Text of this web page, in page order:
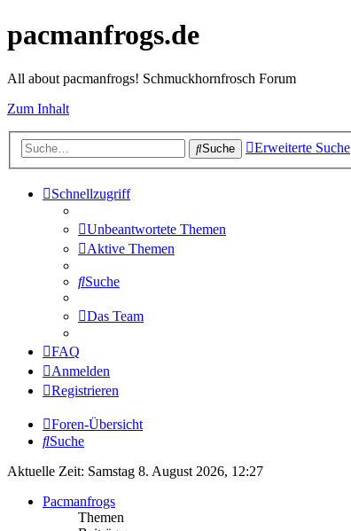
pacmanfrogs.de
All about pacmanfrogs! Schmuckhornfrosch Forum
Zum Inhalt
Suche Erweiterte Suche
Schnellzugriff
Unbeantwortete Themen
Aktive Themen
Suche
Das Team
FAQ
Anmelden
Registrieren
Foren-Übersicht
Suche
Aktuelle Zeit: Samstag 8. August 2026, 12:27
Pacmanfrogs
Themen